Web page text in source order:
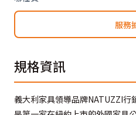
服務
規格資訊
義大利家具領導品牌NATUZZI行